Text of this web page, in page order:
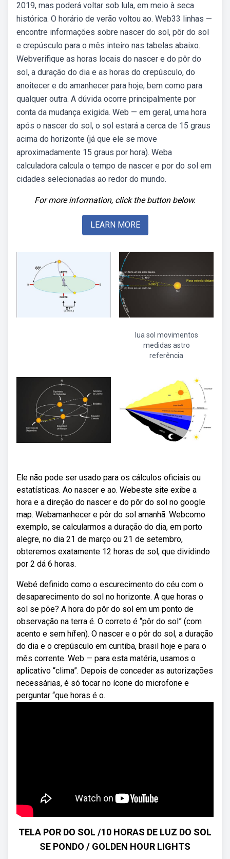
2019, mas poderá voltar sob lula, em meio à seca
histórica. O horário de verão voltou ao. Web33 linhas —
encontre informações sobre nascer do sol, pôr do sol
e crepúsculo para o mês inteiro nas tabelas abaixo.
Webverifique as horas locais do nascer e do pôr do
sol, a duração do dia e as horas do crepúsculo, do
anoitecer e do amanhecer para hoje, bem como para
qualquer outra. A dúvida ocorre principalmente por
conta da mudança exigida. Web — em geral, uma hora
após o nascer do sol, o sol estará a cerca de 15 graus
acima do horizonte (já que ele se move
aproximadamente 15 graus por hora). Weba
calculadora calcula o tempo de nascer e por do sol em
cidades selecionadas ao redor do mundo.
For more information, click the button below.
LEARN MORE
lua sol movimentos
medidas astro
referência
Ele não pode ser usado para os cálculos oficiais ou
estatísticas. Ao nascer e ao. Webeste site exibe a
hora e a direção do nascer e do pôr do sol no google
map. Webamanhecer e pôr do sol amanhã. Webcomo
exemplo, se calcularmos a duração do dia, em porto
alegre, no dia 21 de março ou 21 de setembro,
obteremos exatamente 12 horas de sol, que dividindo
por 2 dá 6 horas.
Webé definido como o escurecimento do céu com o
desaparecimento do sol no horizonte. A que horas o
sol se põe? A hora do pôr do sol em um ponto de
observação na terra é. O correto é “pôr do sol” (com
acento e sem hífen). O nascer e o pôr do sol, a duração
do dia e o crepúsculo em curitiba, brasil hoje e para o
mês corrente. Web — para esta matéria, usamos o
aplicativo “clima”. Depois de conceder as autorizações
necessárias, é só tocar no ícone do microfone e
perguntar “que horas é o.
TELA POR DO SOL /10 HORAS DE LUZ DO SOL
SE PONDO / GOLDEN HOUR LIGHTS